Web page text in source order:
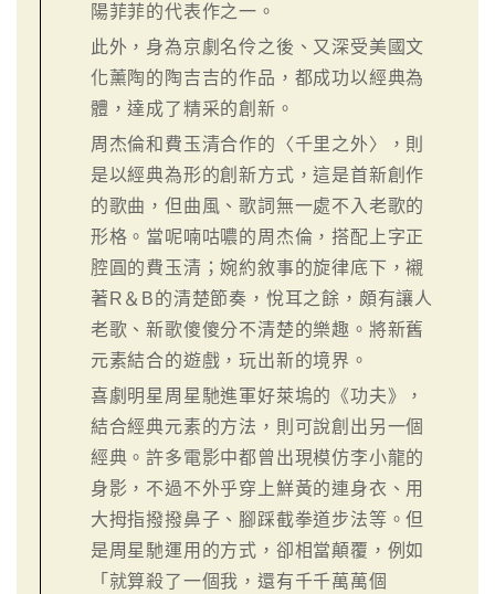
陽菲菲的代表作之一。
此外，身為京劇名伶之後、又深受美國文
化薰陶的陶吉吉的作品，都成功以經典為
體，達成了精采的創新。
周杰倫和費玉清合作的〈千里之外〉，則
是以經典為形的創新方式，這是首新創作
的歌曲，但曲風、歌詞無一處不入老歌的
形格。當呢喃咕噥的周杰倫，搭配上字正
腔圓的費玉清；婉約敘事的旋律底下，襯
著R＆B的清楚節奏，悅耳之餘，頗有讓人
老歌、新歌傻傻分不清楚的樂趣。將新舊
元素結合的遊戲，玩出新的境界。
喜劇明星周星馳進軍好萊塢的《功夫》，
結合經典元素的方法，則可說創出另一個
經典。許多電影中都曾出現模仿李小龍的
身影，不過不外乎穿上鮮黃的連身衣、用
大拇指撥撥鼻子、腳踩截拳道步法等。但
是周星馳運用的方式，卻相當顛覆，例如
「就算殺了一個我，還有千千萬萬個